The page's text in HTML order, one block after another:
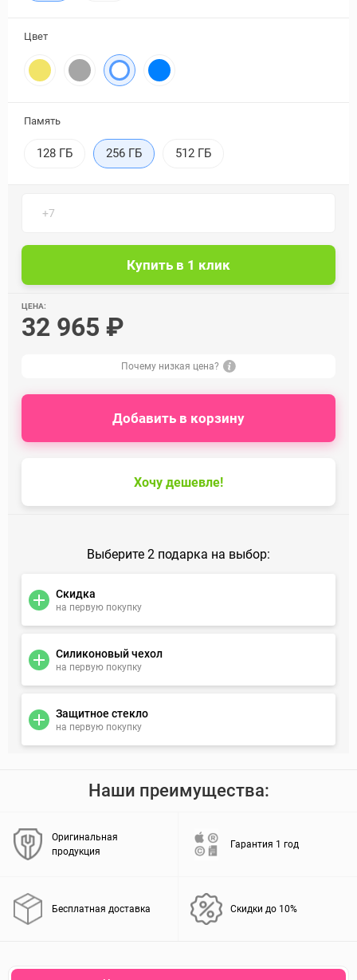
Цвет
Память
128 ГБ 256 ГБ 512 ГБ
ЦЕНА:
32 965 ₽
Почему низкая цена?
Хочу дешевле!
Добавить в корзину
Выберите 2 подарка на выбор:
Скидка
на первую покупку
Силиконовый чехол
на первую покупку
Защитное стекло
на первую покупку
Наши преимущества:
Оригинальная
продукция
Гарантия 1 год
Бесплатная доставка Скидки до 10%